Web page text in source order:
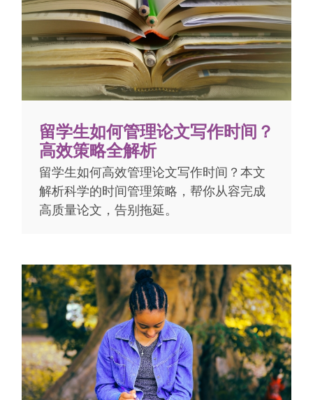
留学生如何管理论文写作时间？
高效策略全解析
留学生如何高效管理论文写作时间？本文
解析科学的时间管理策略，帮你从容完成
高质量论文，告别拖延。